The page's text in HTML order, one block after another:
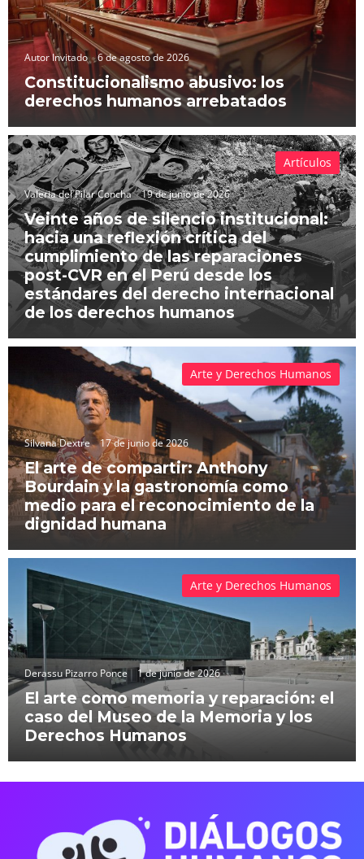
Autor Invitado 6 de agosto de 2026
Constitucionalismo abusivo: los
derechos humanos arrebatados
Valeria del Pilar Concha 19 de junio de 2026
Veinte años de silencio institucional:
hacia una reflexión crítica del
cumplimiento de las reparaciones
post-CVR en el Perú desde los
estándares del derecho internacional
de los derechos humanos
Artículos
Silvana Dextre 17 de junio de 2026
El arte de compartir: Anthony
Bourdain y la gastronomía como
medio para el reconocimiento de la
dignidad humana
Arte y Derechos Humanos
Derassu Pizarro Ponce 1 de junio de 2026
El arte como memoria y reparación: el
caso del Museo de la Memoria y los
Derechos Humanos
Arte y Derechos Humanos